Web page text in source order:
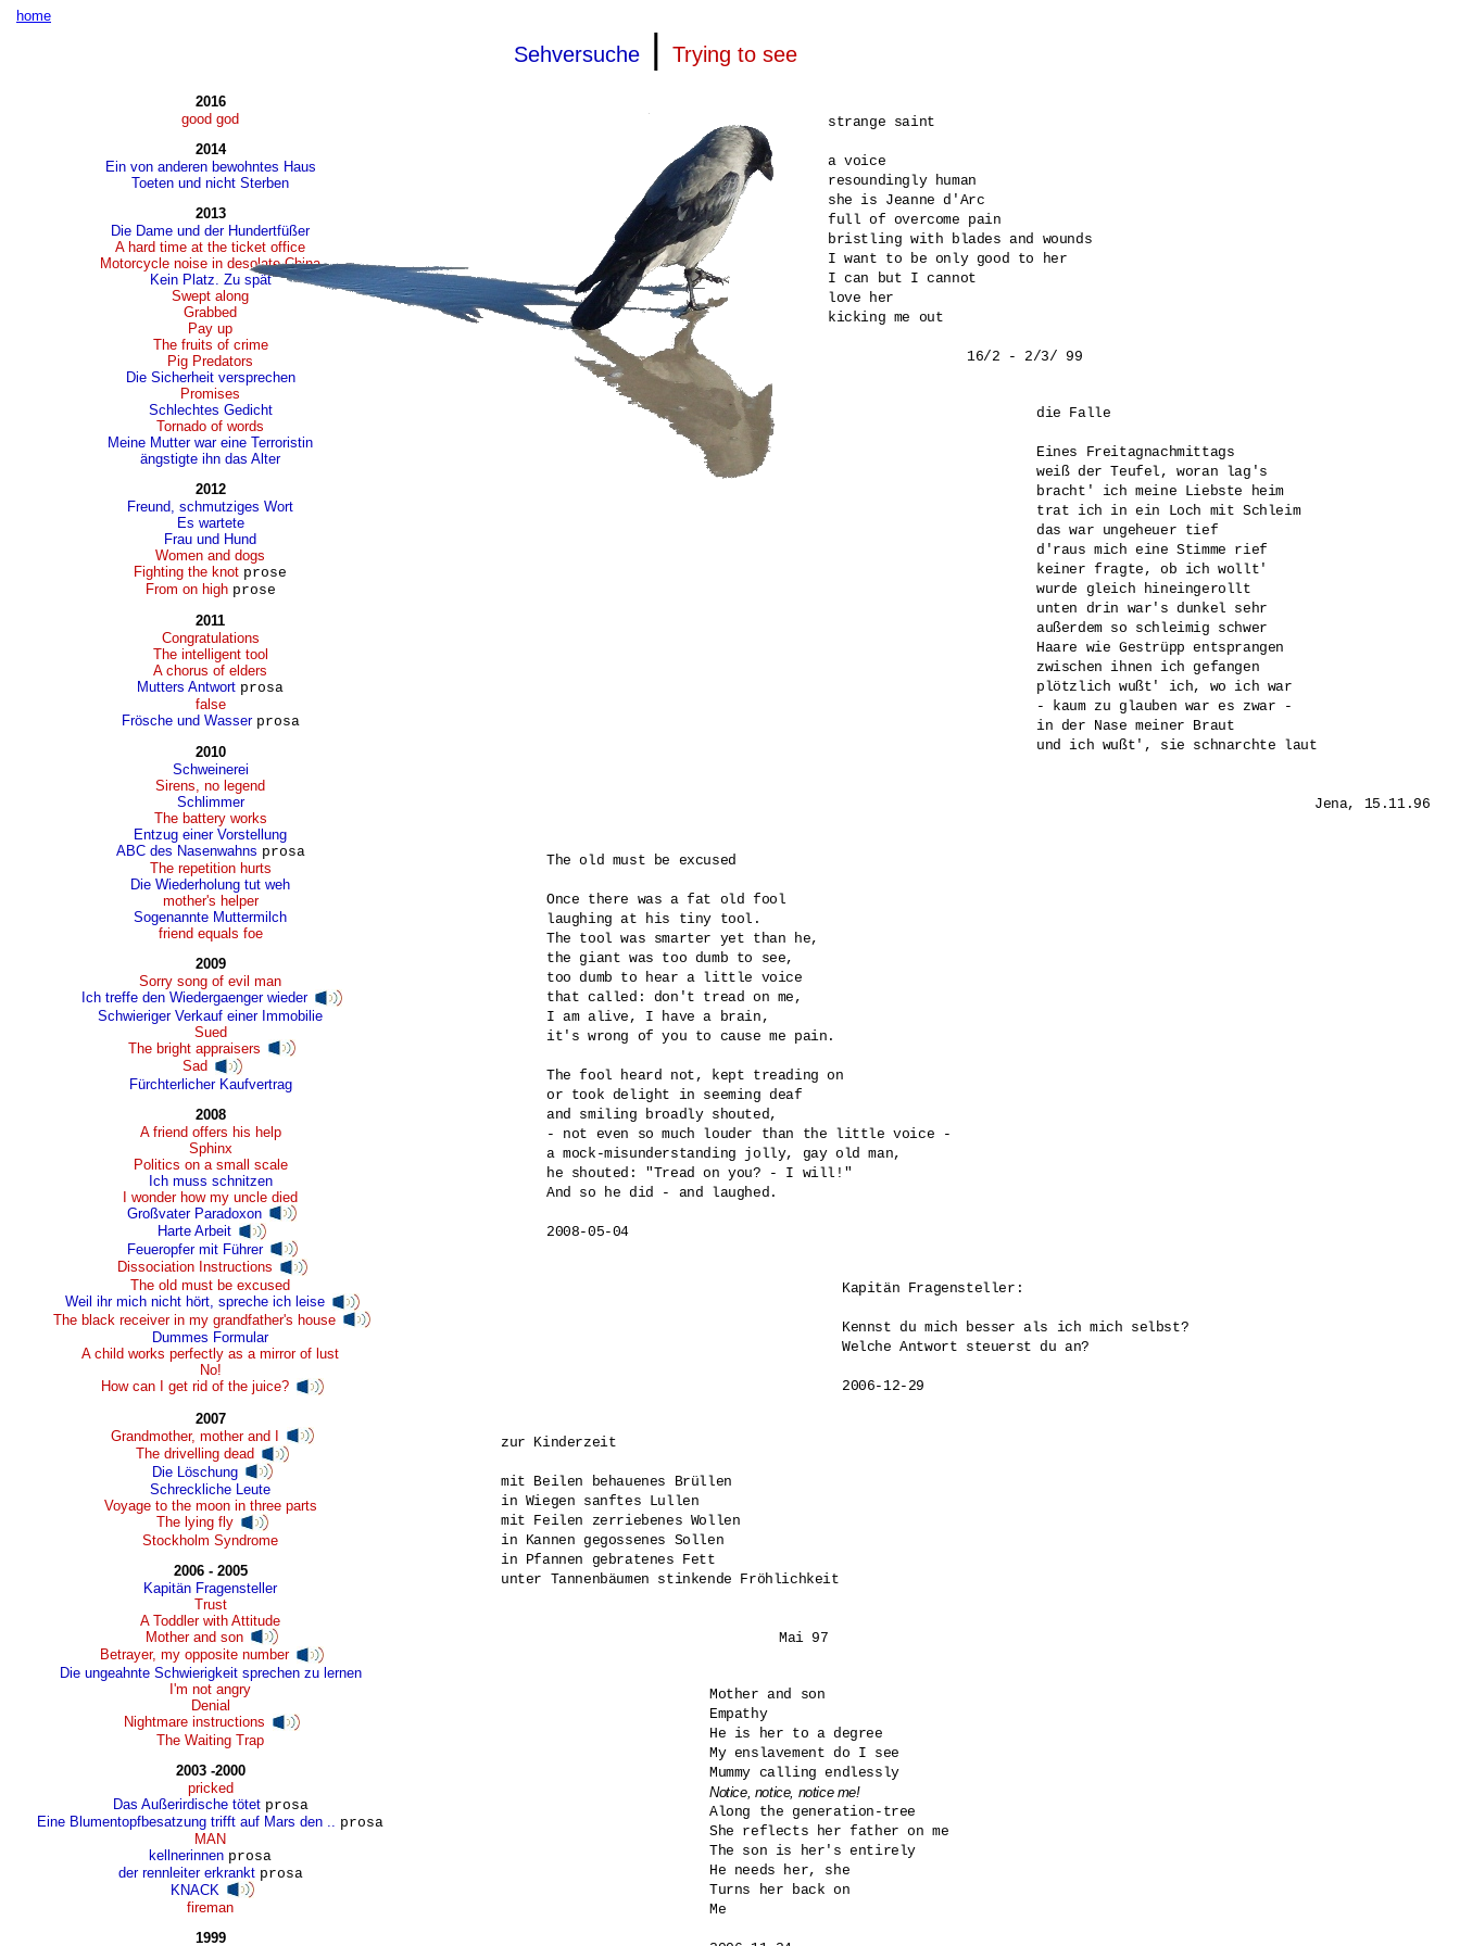
home
Sehversuche| Trying to see
2016
good god
2014
Ein von anderen bewohntes Haus
Toeten und nicht Sterben
2013
Die Dame und der Hundertfüßer
A hard time at the ticket office
Motorcycle noise in desolate China
Kein Platz. Zu spät
Swept along
Grabbed
Pay up
The fruits of crime
Pig Predators
Die Sicherheit versprechen
Promises
Schlechtes Gedicht
Tornado of words
Meine Mutter war eine Terroristin
ängstigte ihn das Alter
2012
Freund, schmutziges Wort
Es wartete
Frau und Hund
Women and dogs
Fighting the knot prose
From on high prose
2011
Congratulations
The intelligent tool
A chorus of elders
Mutters Antwort prosa
false
Frösche und Wasser prosa
2010
Schweinerei
Sirens, no legend
Schlimmer
The battery works
Entzug einer Vorstellung
ABC des Nasenwahns prosa
The repetition hurts
Die Wiederholung tut weh
mother's helper
Sogenannte Muttermilch
friend equals foe
2009
Sorry song of evil man
Ich treffe den Wiedergaenger wieder
Schwieriger Verkauf einer Immobilie
Sued
The bright appraisers
Sad
Fürchterlicher Kaufvertrag
2008
A friend offers his help
Sphinx
Politics on a small scale
Ich muss schnitzen
I wonder how my uncle died
Großvater Paradoxon
Harte Arbeit
Feueropfer mit Führer
Dissociation Instructions
The old must be excused
Weil ihr mich nicht hört, spreche ich leise
The black receiver in my grandfather's house
Dummes Formular
A child works perfectly as a mirror of lust
No!
How can I get rid of the juice?
2007
Grandmother, mother and I
The drivelling dead
Die Löschung
Schreckliche Leute
Voyage to the moon in three parts
The lying fly
Stockholm Syndrome
2006 - 2005
Kapitän Fragensteller
Trust
A Toddler with Attitude
Mother and son
Betrayer, my opposite number
Die ungeahnte Schwierigkeit sprechen zu lernen
I'm not angry
Denial
Nightmare instructions
The Waiting Trap
2003 -2000
pricked
Das Außerirdische tötet prosa
Eine Blumentopfbesatzung trifft auf Mars den ..
prosa
MAN
kellnerinnen prosa
der rennleiter erkrankt prosa
KNACK
fireman
1999
strange saint
a voice
resoundingly human
she is Jeanne d'Arc
full of overcome pain
bristling with blades and wounds
I want to be only good to her
I can but I cannot
love her
kicking me out
die Falle
Eines Freitagnachmittags
weiß der Teufel, woran lag's
bracht' ich meine Liebste heim
trat ich in ein Loch mit Schleim
das war ungeheuer tief
d'raus mich eine Stimme rief
keiner fragte, ob ich wollt'
wurde gleich hineingerollt
unten drin war's dunkel sehr
außerdem so schleimig schwer
Haare wie Gestrüpp entsprangen
zwischen ihnen ich gefangen
plötzlich wußt' ich, wo ich war
- kaum zu glauben war es zwar -
in der Nase meiner Braut
und ich wußt', sie schnarchte laut
The old must be excused
Once there was a fat old fool
laughing at his tiny tool.
The tool was smarter yet than he,
the giant was too dumb to see,
too dumb to hear a little voice
that called: don't tread on me,
I am alive, I have a brain,
it's wrong of you to cause me pain.
The fool heard not, kept treading on
or took delight in seeming deaf
and smiling broadly shouted,
- not even so much louder than the little voice -
a mock-misunderstanding jolly, gay old man,
he shouted: "Tread on you? - I will!"
And so he did - and laughed.
2008-05-04
Kapitän Fragensteller:
Kennst du mich besser als ich mich selbst?
Welche Antwort steuerst du an?
zur Kinderzeit
mit Beilen behauenes Brüllen
in Wiegen sanftes Lullen
mit Feilen zerriebenes Wollen
in Kannen gegossenes Sollen
in Pfannen gebratenes Fett
unter Tannenbäumen stinkende Fröhlichkeit
				Mai 97
Mother and son
Empathy
He is her to a degree
My enslavement do I see
Mummy calling endlessly
Notice, notice, notice me!
Along the generation-tree
She reflects her father on me
The son is her's entirely
He needs her, she
Turns her back on
Me